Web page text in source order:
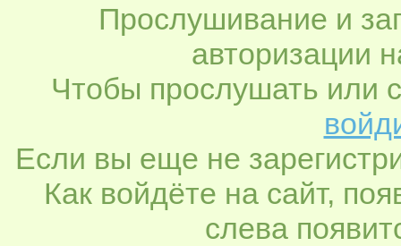
Прослушивание и
авторизации
Чтобы прослушать или
Если вы еще не
Как войдёте на сайт,
слева